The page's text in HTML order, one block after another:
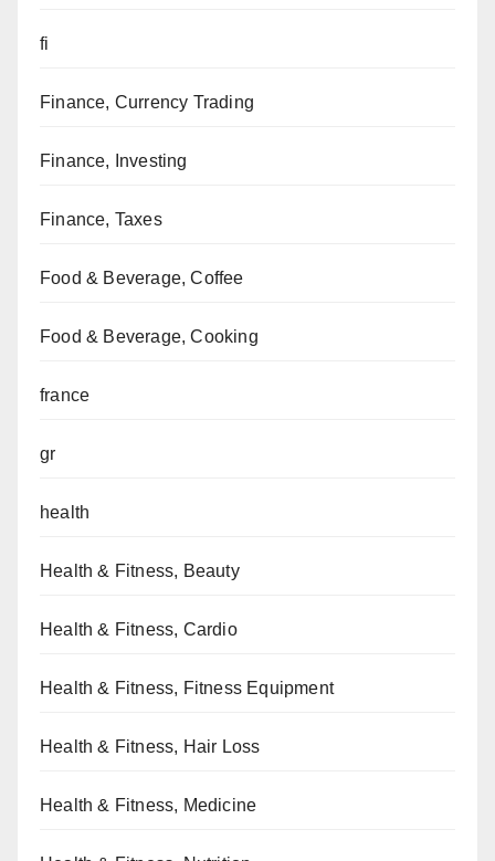
fi
Finance, Currency Trading
Finance, Investing
Finance, Taxes
Food & Beverage, Coffee
Food & Beverage, Cooking
france
gr
health
Health & Fitness, Beauty
Health & Fitness, Cardio
Health & Fitness, Fitness Equipment
Health & Fitness, Hair Loss
Health & Fitness, Medicine